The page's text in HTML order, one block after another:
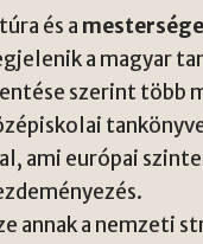
és a
a magyar
szerint több
ami európai
annak a nemzeti